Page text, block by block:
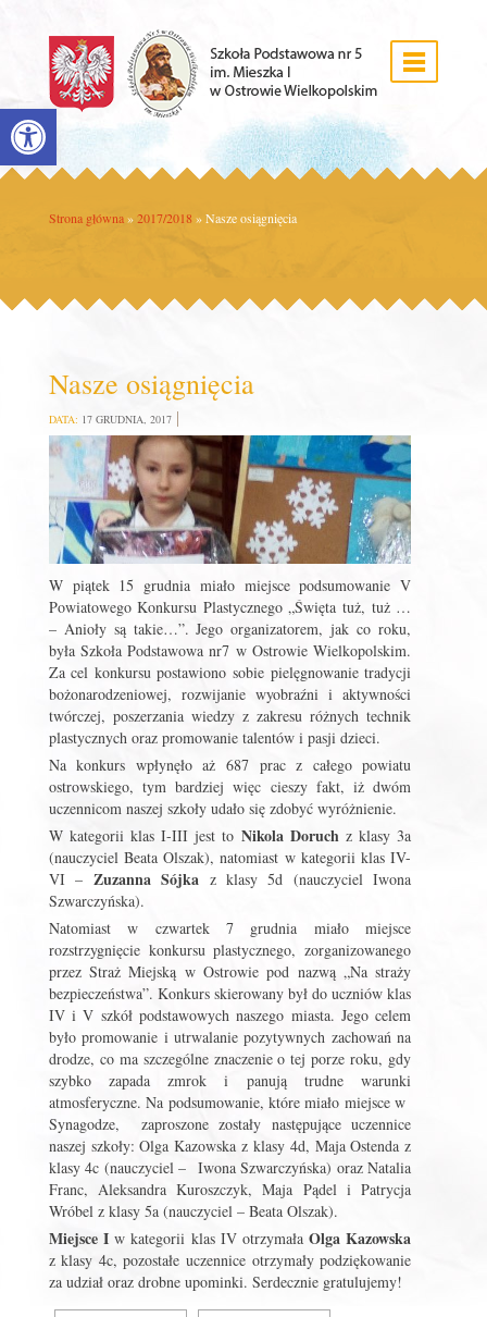
Open toolbar
Strona główna » 2017/2018 »Nasze osiągnięcia
Nasze osiągnięcia
DATA: 17 GRUDNIA, 2017
W piątek 15 grudnia miało miejsce podsumowanie V
Powiatowego Konkursu Plastycznego „Święta tuż, tuż …
– Anioły są takie…”. Jego organizatorem, jak co roku,
była Szkoła Podstawowa nr7 w Ostrowie Wielkopolskim.
Za cel konkursu postawiono sobie pielęgnowanie tradycji
bożonarodzeniowej, rozwijanie wyobraźni i aktywności
twórczej, poszerzania wiedzy z zakresu różnych technik
plastycznych oraz promowanie talentów i pasji dzieci.
Na konkurs wpłynęło aż 687 prac z całego powiatu
ostrowskiego, tym bardziej więc cieszy fakt, iż dwóm
uczennicom naszej szkoły udało się zdobyć wyróżnienie.
W kategorii klas I-III jest to Nikola Doruch z klasy 3a
(nauczyciel Beata Olszak), natomiast w kategorii klas IV-
VI – Zuzanna Sójka z klasy 5d (nauczyciel Iwona
Szwarczyńska).
Natomiast w czwartek 7 grudnia miało miejsce
rozstrzygnięcie konkursu plastycznego, zorganizowanego
przez Straż Miejską w Ostrowie pod nazwą „Na straży
bezpieczeństwa”. Konkurs skierowany był do uczniów klas
IV i V szkół podstawowych naszego miasta. Jego celem
było promowanie i utrwalanie pozytywnych zachowań na
drodze, co ma szczególne znaczenie o tej porze roku, gdy
szybko zapada zmrok i panują trudne warunki
atmosferyczne. Na podsumowanie, które miało miejsce w
Synagodze, zaproszone zostały następujące uczennice
naszej szkoły: Olga Kazowska z klasy 4d, Maja Ostenda z
klasy 4c (nauczyciel – Iwona Szwarczyńska) oraz Natalia
Franc, Aleksandra Kuroszczyk, Maja Pądel i Patrycja
Wróbel z klasy 5a (nauczyciel – Beata Olszak).
Miejsce Iw kategorii klas IV otrzymałaOlga Kazowska
z klasy 4c, pozostałe uczennice otrzymały podziękowanie
za udział oraz drobne upominki. Serdecznie gratulujemy!